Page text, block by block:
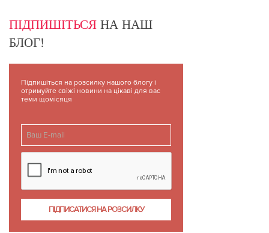
ПІДПИШІТЬСЯ НА НАШ
БЛОГ!
Підпишіться на розсилку нашого блогу і
отримуйте свіжі новини на цікаві для вас
теми щомісяця